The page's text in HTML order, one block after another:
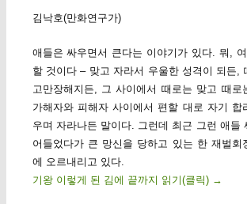
김낙호(만화연구가)
애들은 싸우면서 큰다는 이야기가 있다. 뭐,
할 것이다 – 맞고 자라서 우울한 성격이 되든,
고만장해지든, 그 사이에서 때로는 맞고 때로
가해자와 피해자 사이에서 편할 대로 자기 합
우며 자라나든 말이다. 그런데 최근 그런 애들
어들었다가 큰 망신을 당하고 있는 한 재벌회
에 오르내리고 있다.
기왕 이렇게 된 김에 끝까지 읽기(클릭) →